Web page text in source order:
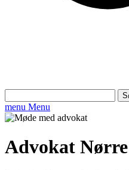
efter:
menu Menu
Advokat